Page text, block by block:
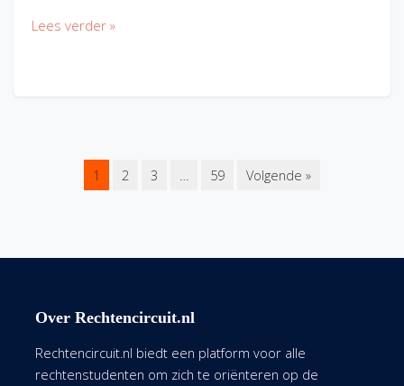
Lees verder »
1 2 3 … 59 Volgende »
Over Rechtencircuit.nl
Rechtencircuit.nl biedt een platform voor alle
rechtenstudenten om zich te oriënteren op de